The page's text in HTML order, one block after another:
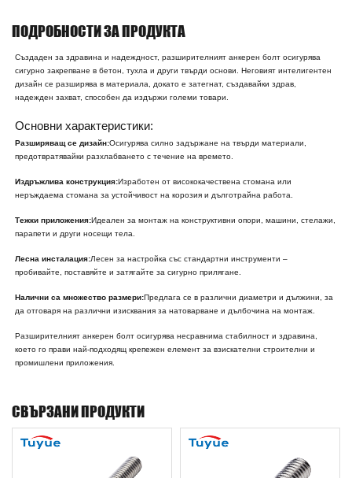
ПОДРОБНОСТИ ЗА ПРОДУКТА
Създаден за здравина и надеждност, разширителният анкерен болт осигурява
сигурно закрепване в бетон, тухла и други твърди основи. Неговият интелигентен
дизайн се разширява в материала, докато е затегнат, създавайки здрав,
надежден захват, способен да издържи големи товари.
Основни характеристики:
Разширяващ се дизайн:Осигурява силно задържане на твърди материали,
предотвратявайки разхлабването с течение на времето.
Издръжлива конструкция:Изработен от висококачествена стомана или
неръждаема стомана за устойчивост на корозия и дълготрайна работа.
Тежки приложения:Идеален за монтаж на конструктивни опори, машини, стелажи,
парапети и други носещи тела.
Лесна инсталация:Лесен за настройка със стандартни инструменти –
пробивайте, поставяйте и затягайте за сигурно прилягане.
Налични са множество размери:Предлага се в различни диаметри и дължини, за
да отговаря на различни изисквания за натоварване и дълбочина на монтаж.
Разширителният анкерен болт осигурява несравнима стабилност и здравина,
което го прави най-подходящ крепежен елемент за взискателни строителни и
промишлени приложения.
СВЪРЗАНИ ПРОДУКТИ